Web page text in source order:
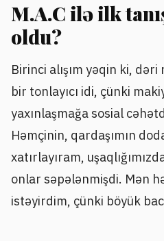
M.A.C ilə ilk
oldu?
Birinci alışım yəqin ki,
bir tonlayıcı idi, çünki
yaxınlaşmağa sosial
Həmçinin, qardaşımın
xatırlayıram,
onlar səpələnmişdi. Mən
istəyirdim, çünki böyük